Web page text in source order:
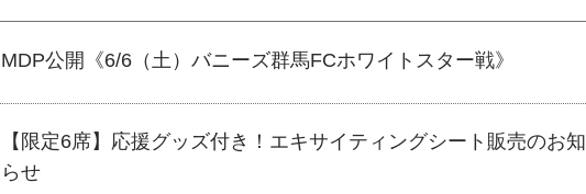
MDP公開《6/6（土）バニーズ群馬FCホワイトスター戦》
【限定6席】応援グッズ付き！エキサイティングシート販売のお知
らせ